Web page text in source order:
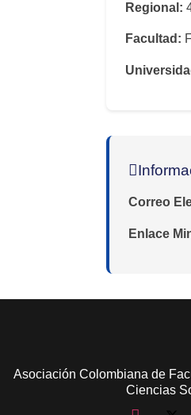
Regional:
Facultad:
Correo
Enlace
Asociación Colombiana de
Ciencias